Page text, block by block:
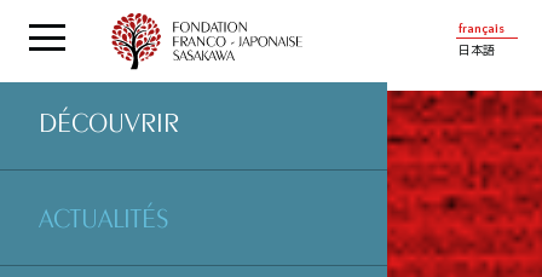
français
日本語
DÉCOUVRIR
ACTUALITÉS